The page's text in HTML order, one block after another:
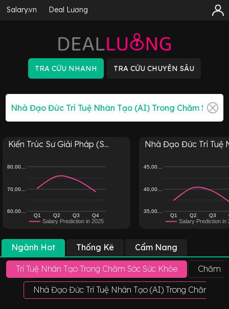
Salary.vn Deal Lương
Kiến Trúc Sư Giải Pháp (S...
Salary Prediction in 2025
Q1 Q2 Q3 Q4
60,00…
70,00…
80,00…
Nhà Đạo Đức Trí Tuệ
Salary Prediction in
Q1 Q2 Q3
35,00…
40,00…
45,00…
Ngành Hot Thống Kê Cẩm Nang
Trí Tuệ Nhân Tạo Trong Chăm Sóc Sức Khỏe Chăm
Nhà Đạo Đức Trí Tuệ Nhân Tạo (AI) Trong Chăm Sóc